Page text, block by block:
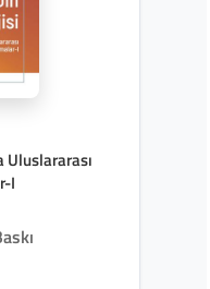
Uluslararası
I